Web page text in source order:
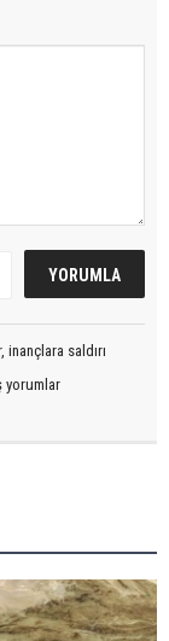
saldırı
yorumlar